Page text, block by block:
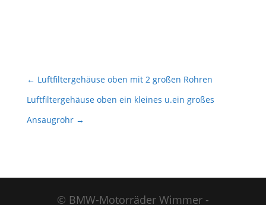
← Luftfiltergehäuse oben mit 2 großen Rohren
Luftfiltergehäuse oben ein kleines u.ein großes
Ansaugrohr→
© BMW-Motorräder Wimmer -